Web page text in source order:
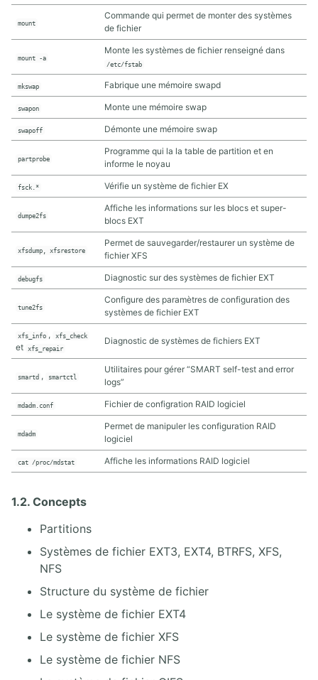
7.2. Installation par les sources
7.3. Mettre en place un dépôt de paquets
7.4. Installations automatiques
8. SCRIPTS SHELL
9. VIRTUALISATION LINUX
9.1. Virtualisation KVM
10. DISQUES ET STOCKAGE LVM
10.1. Disques sous Linux
10.2. Stockage LVM
11. CONFIGURATION DU RÉSEAU
11.1. Introduction à TCP/IP
11.2. Synthèse rapide des commandes réseau sous Linux
11.3. Gestion du réseau Linux avec NetworkManager
11.4. Gestion du réseau Linux avec la librairie iproute2
11.6. Outils Linux réseau
12. SECURE SHELL
13.1. Localisation et synchronisation
13.2. Tâches planifiées
13.3. Journalisation Systemd et Syslog
13.4. Sécurités MAC SElinux et AppArmor
13.4. Logiciels de sauvegarde (Backup)
14. ROUTAGE ET PARE-FEU
mount
Commande qui permet de monter des systèmes
de fichier
mount -a
Monte les systèmes de fichier renseigné dans
/etc/fstab
mkswap Fabrique une mémoire swapd
swapon Monte une mémoire swap
swapoff Démonte une mémoire swap
partprobe
Programme qui la la table de partition et en
informe le noyau
fsck.* Vérifie un système de fichier EX
dumpe2fs
Affiche les informations sur les blocs et super-
blocs EXT
xfsdump, xfsrestore
Permet de sauvegarder/restaurer un système de
fichier XFS
debugfs Diagnostic sur des systèmes de fichier EXT
tune2fs
Configure des paramètres de configuration des
systèmes de fichier EXT
xfs_info , xfs_check
et xfs_repair
Diagnostic de systèmes de fichiers EXT
smartd , smartctl
Utilitaires pour gérer “SMART self-test and error
logs”
mdadm.conf Fichier de configration RAID logiciel
mdadm
Permet de manipuler les configuration RAID
logiciel
cat /proc/mdstat Affiche les informations RAID logiciel
1.2. Concepts
Partitions
Systèmes de fichier EXT3, EXT4, BTRFS, XFS,
NFS
Structure du système de fichier
Le système de fichier EXT4
Le système de fichier XFS
Le système de fichier NFS